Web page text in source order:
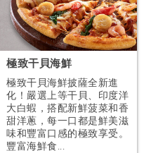
極致干貝海鮮
極致干貝海鮮披薩全新進
化！嚴選上等干貝、印度洋
大白蝦，搭配新鮮菠菜和香
甜洋蔥，每一口都是鮮美滋
味和豐富口感的極致享受。
豐富海鮮食...